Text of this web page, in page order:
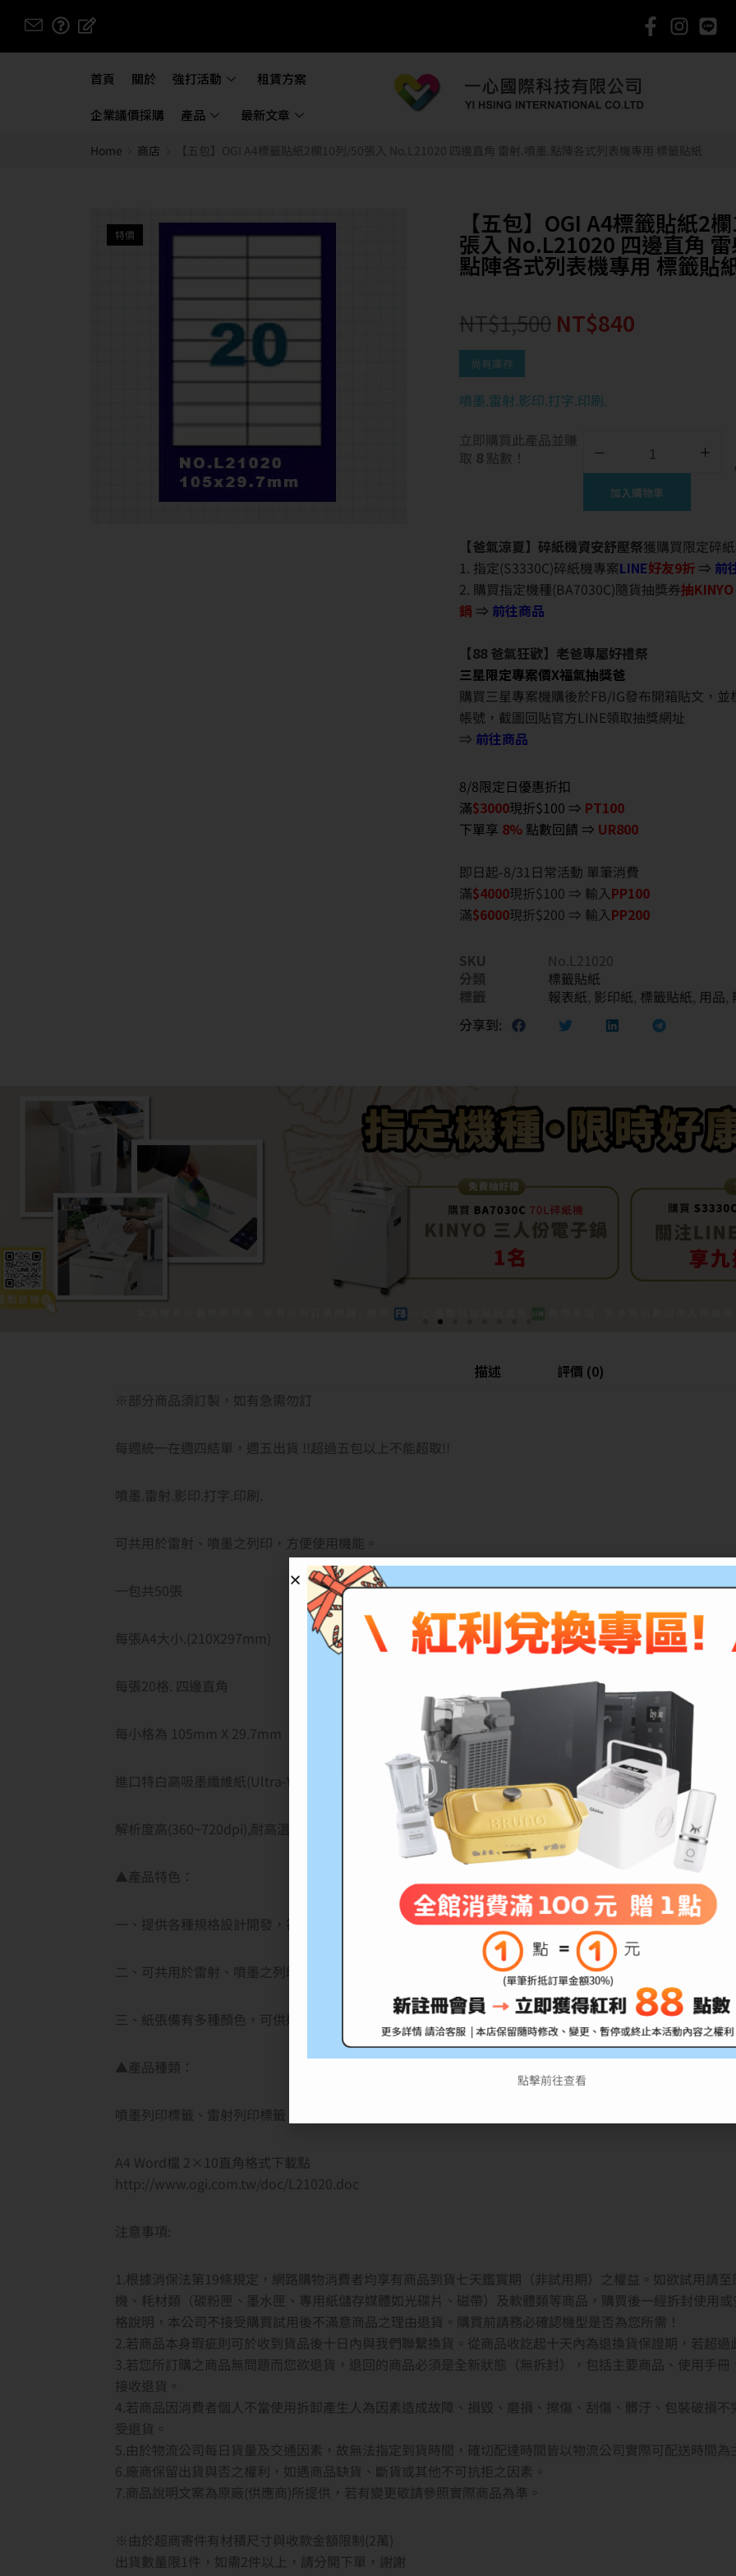
首頁 關於 強打活動 租賃方案
企業議價採購 產品 最新文章
Home 商店 【五包】OGI A4標籤貼紙2欄10列/50張入 No.L21020 四邊直角 雷射.噴墨.點陣各式列表機專用 標籤貼紙
特價 【五包】OGI A4標籤貼紙2
張入 No.L21020 四邊直角
點陣各式列表機專用 標籤貼
NT$1,500 NT$840
尚有庫存
噴墨.雷射.影印.打字.印刷.
立即購買此產品並賺
取 8點數！
加入購物車
【爸氣涼夏】碎紙機資安舒壓祭獲購買限定碎
1. 指定(S3330C)碎紙機專案LINE好友9折 ⇒ 前
2. 購買指定機種(BA7030C)隨貨抽獎券抽
鍋 ⇒ 前往商品
【88 爸氣狂歡】老爸專屬好禮祭
三星限定專案價X福氣抽獎爸
購買三星專案機購後於FB/IG發布開箱貼文，並
帳號，截圖回貼官方LINE領取抽獎網址
⇒ 前往商品
8/8限定日優惠折扣
滿$3000現折$100 ⇒ PT100
下單享 8% 點數回饋 ⇒ UR800
即日起-8/31日常活動 單筆消費
滿$4000現折$100 ⇒ 輸入PP100
滿$6000現折$200 ⇒ 輸入PP200
SKU
No.L21020
分類
標籤貼紙
標籤
報表紙, 影印紙, 標籤貼紙, 用品,
分享到:
描述
評價 (0)
※部分商品須訂製，如有急需勿訂
每週統一在週四結單，週五出貨 !!超過五包以上不能超取!!
噴墨.雷射.影印.打字.印刷.
可共用於雷射、噴墨之列印，方便使用機能。
一包共50張
每張A4大小.(210X297mm)
每張20格. 四邊直角
每小格為 105mm X 29.7mm
進口特白高吸墨纖維紙(Ultra-White Plain Paper),
解析度高(360~720dpi),耐高溫,易撕貼
▲產品特色：
一、提供各種規格設計開發，符合企業彈性運用。
二、可共用於雷射、噴墨之列印，方便使用機能。
三、紙張備有多種顏色，可供選擇使用。
▲產品種類：
噴墨列印標籤、雷射列印標籤、點矩陣列印標籤、條碼吊卡、電腦標籤
A4 Word檔 2×10直角格式下載點
http://www.ogi.com.tw/doc/L21020.doc
注意事項:
1.根據消保法第19條規定，網路購物消費者均享有商品到貨七天鑑賞期（非試用期）之權益。如欲試用請
機、耗材類（碳粉匣、墨水匣、專用紙儲存媒體如光碟片、磁帶）及軟體類等商品，購買後一經拆封使用
格說明，本公司不接受購買試用後不滿意商品之理由退貨。購買前請務必確認機型是否為您所需！
2.若商品本身瑕疵則可於收到貨品後十日內與我們聯繫換貨。從商品收訖起十天內為退換貨保證期，若超過
3.若您所訂購之商品無問題而您欲退貨，退回的商品必須是全新狀態（無拆封），包括主要商品、使用手
接收退貨。
4.若商品因消費者個人不當使用拆卸產生人為因素造成故障、損毀、磨損、擦傷、刮傷、髒汙、包裝破損
受退貨。
5.由於物流公司每日貨量及交通因素，故無法指定到貨時間，確切配達時間皆以物流公司實際可配送時間為
6.廠商保留出貨與否之權利，如遇商品缺貨、斷貨或其他不可抗拒之因素。
7.商品說明文案為原廠(供應商)所提供，若有變更敬請參照實際商品為準。
※由於超商寄件有材積尺寸與收款金額限制(2萬)
出貨數量限1件，如需2件以上，請分開下單，謝謝
點擊前往查看